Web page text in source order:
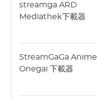
streamga ARD
Mediathek下載器
StreamGaGa Anime
Onegai 下載器